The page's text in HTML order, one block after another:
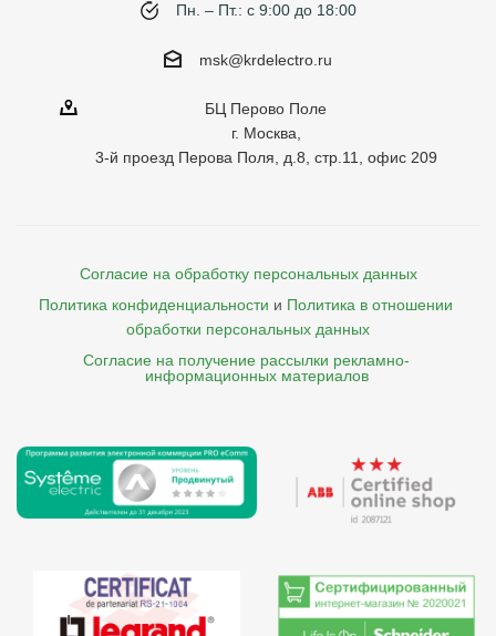
Пн. – Пт.: с 9:00 до 18:00
msk@krdelectro.ru
БЦ Перово Поле
г. Москва,
3-й проезд Перова Поля, д.8, стр.11, офис 209
Согласие на обработку персональных данных
Политика конфиденциальности и Политика в отношении
обработки персональных данных
Согласие на получение рассылки рекламно-
    информационных материалов